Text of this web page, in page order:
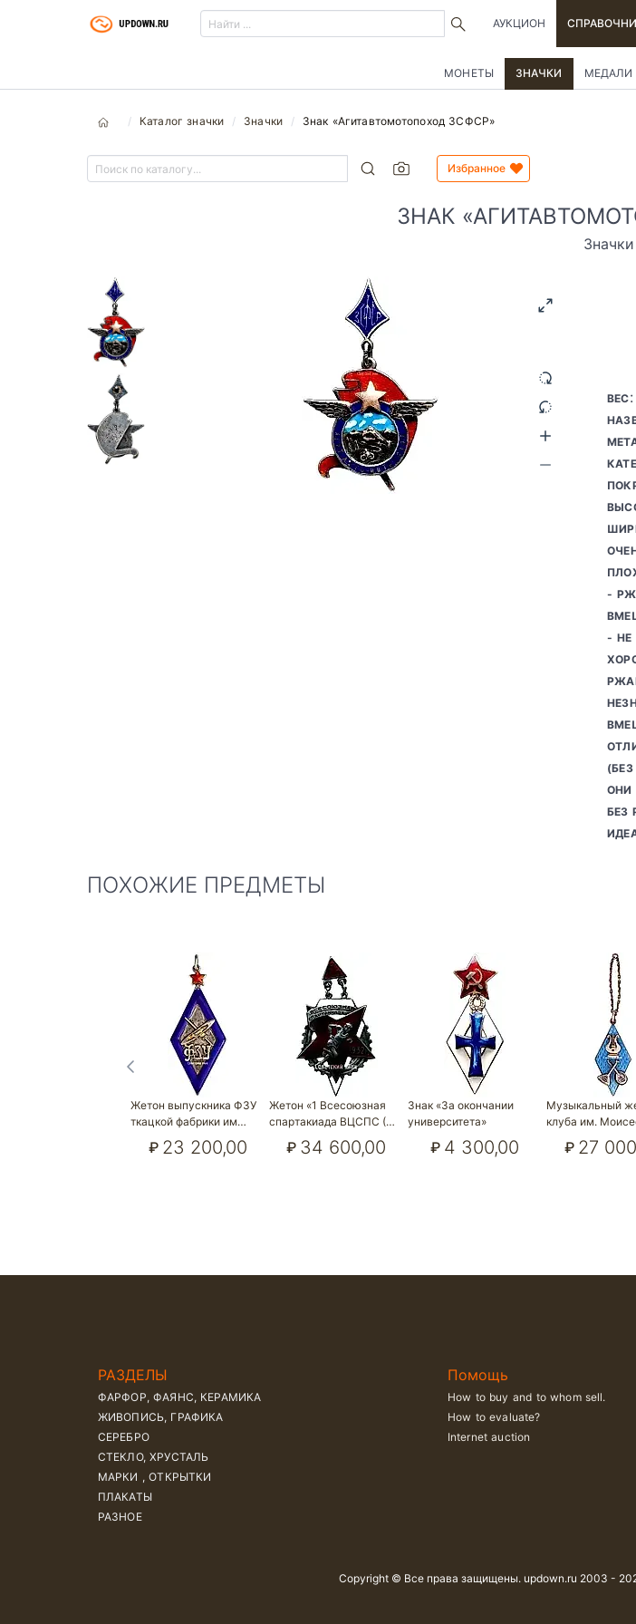
АУКЦИОН
МОНЕТЫ ЗНАЧКИ МЕДАЛИ
Каталог значки Значки Знак «Агитавтомотопоход ЗСФСР»
Избранное
ЗНАК
Значки
ВЕС
-
- НЕ
ОНИ
БЕЗ
ПОХОЖИЕ ПРЕДМЕТЫ
Жетон выпускника ФЗУ
ткацкой фабрики им…
₽ 23 200,00
Жетон «1 Всесоюзная
спартакиада ВЦСПС (…
₽ 34 600,00
Знак «За окончании
университета»
₽ 4 300,00
Музыкальный
клуба им.
₽ 27
РАЗДЕЛЫ
ФАРФОР, ФАЯНС, КЕРАМИКА
ЖИВОПИСЬ, ГРАФИКА
СЕРЕБРО
СТЕКЛО, ХРУСТАЛЬ
МАРКИ , ОТКРЫТКИ
ПЛАКАТЫ
РАЗНОЕ
Помощь
How to buy and to whom sell.
How to evaluate?
Internet auction
Copyright © Все права защищены. updown.ru 2003 -